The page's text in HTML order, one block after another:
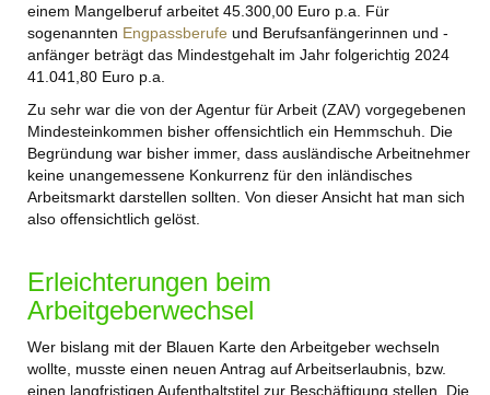
einem Mangelberuf arbeitet 45.300,00 Euro p.a. Für
sogenannten Engpassberufe und Berufsanfängerinnen und -
anfänger beträgt das Mindestgehalt im Jahr folgerichtig 2024
41.041,80 Euro p.a.
Zu sehr war die von der Agentur für Arbeit (ZAV) vorgegebenen
Mindesteinkommen bisher offensichtlich ein Hemmschuh. Die
Begründung war bisher immer, dass ausländische Arbeitnehmer
keine unangemessene Konkurrenz für den inländisches
Arbeitsmarkt darstellen sollten. Von dieser Ansicht hat man sich
also offensichtlich gelöst.
Erleichterungen beim
Arbeitgeberwechsel
Wer bislang mit der Blauen Karte den Arbeitgeber wechseln
wollte, musste einen neuen Antrag auf Arbeitserlaubnis, bzw.
einen langfristigen Aufenthaltstitel zur Beschäftigung stellen. Die